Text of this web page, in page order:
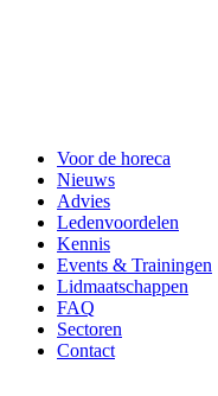
Voor de horeca
Nieuws
Advies
Ledenvoordelen
Kennis
Events & Trainingen
Lidmaatschappen
FAQ
Sectoren
Contact